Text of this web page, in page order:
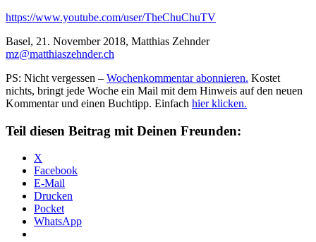
https://www.youtube.com/user/TheChuChuTV
Basel, 21. November 2018, Matthias Zehnder
mz@matthiaszehnder.ch
PS: Nicht vergessen – Wochenkommentar abonnieren. Kostet
nichts, bringt jede Woche ein Mail mit dem Hinweis auf den neuen
Kommentar und einen Buchtipp. Einfach hier klicken.
Teil diesen Beitrag mit Deinen Freunden:
X
Facebook
E-Mail
Drucken
Pocket
WhatsApp